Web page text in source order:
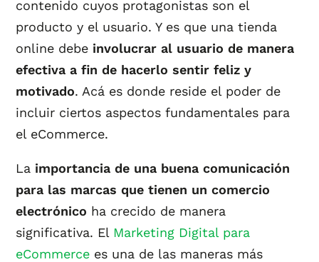
contenido cuyos protagonistas son el
producto y el usuario. Y es que una tienda
online debe involucrar al usuario de manera
efectiva a fin de hacerlo sentir feliz y
motivado. Acá es donde reside el poder de
incluir ciertos aspectos fundamentales para
el eCommerce.
La importancia de una buena comunicación
para las marcas que tienen un comercio
electrónico ha crecido de manera
significativa. El Marketing Digital para
eCommerce es una de las maneras más